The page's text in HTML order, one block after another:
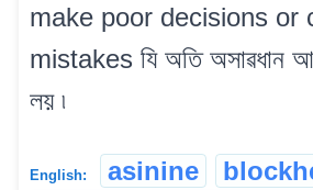
make poor decisions or
mistakes যি অতি অসাৱধান
লয় ৷
English: asinine